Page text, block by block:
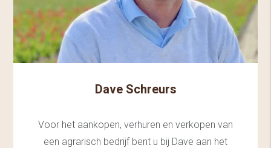
Dave Schreurs
Voor het aankopen, verhuren en verkopen van
een agrarisch bedrijf bent u bij Dave aan het